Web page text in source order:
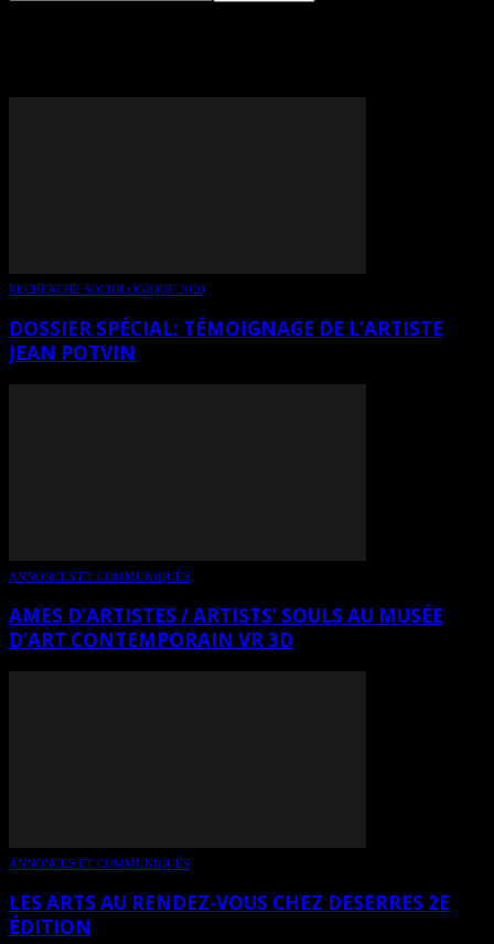
RECHERCHE SOCIOLOGIQUE 2020
DOSSIER SPÉCIAL: TÉMOIGNAGE DE L’ARTISTE
JEAN POTVIN
ANNONCES ET COMMUNIQUÉS
AMES D’ARTISTES / ARTISTS’ SOULS AU MUSÉE
D’ART CONTEMPORAIN VR 3D
ANNONCES ET COMMUNIQUÉS
LES ARTS AU RENDEZ-VOUS CHEZ DESERRES 2E
ÉDITION